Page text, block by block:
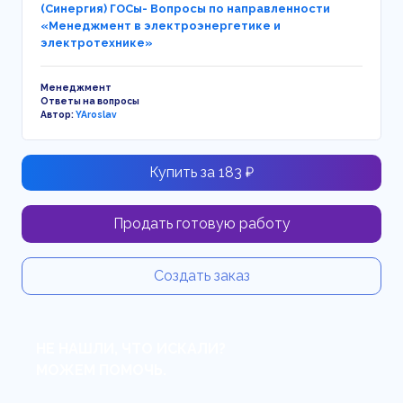
(Синергия) ГОСы- Вопросы по направленности
«Менеджмент в электроэнергетике и
электротехнике»
Менеджмент
Ответы на вопросы
Автор:YAroslav
Купить за 183 ₽
Продать готовую работу
Создать заказ